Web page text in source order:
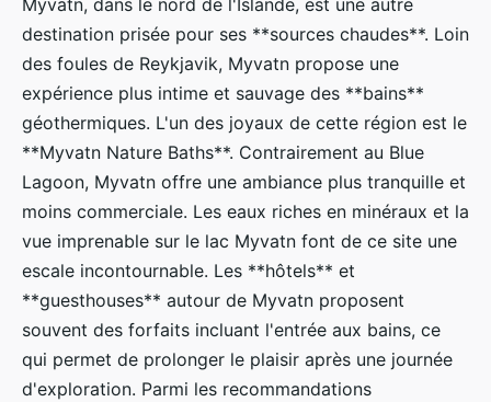
Myvatn, dans le nord de l'Islande, est une autre
destination prisée pour ses **sources chaudes**. Loin
des foules de Reykjavik, Myvatn propose une
expérience plus intime et sauvage des **bains**
géothermiques. L'un des joyaux de cette région est le
**Myvatn Nature Baths**. Contrairement au Blue
Lagoon, Myvatn offre une ambiance plus tranquille et
moins commerciale. Les eaux riches en minéraux et la
vue imprenable sur le lac Myvatn font de ce site une
escale incontournable. Les **hôtels** et
**guesthouses** autour de Myvatn proposent
souvent des forfaits incluant l'entrée aux bains, ce
qui permet de prolonger le plaisir après une journée
d'exploration. Parmi les recommandations